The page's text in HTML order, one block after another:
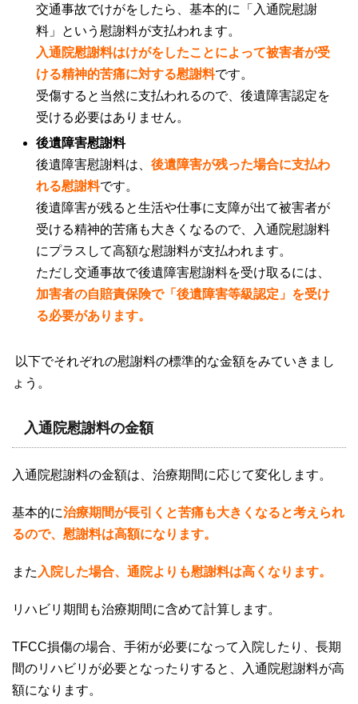
交通事故でけがをしたら、基本的に「入通院慰謝
料」という慰謝料が支払われます。
入通院慰謝料はけがをしたことによって被害者が受
ける精神的苦痛に対する慰謝料です。
受傷すると当然に支払われるので、後遺障害認定を
受ける必要はありません。
後遺障害慰謝料
後遺障害慰謝料は、 後遺障害が残った場合に支払わ
れる慰謝料です。
後遺障害が残ると生活や仕事に支障が出て被害者が
受ける精神的苦痛も大きくなるので、入通院慰謝料
にプラスして高額な慰謝料が支払われます。
ただし交通事故で後遺障害慰謝料を受け取るには、
加害者の自賠責保険で「後遺障害等級認定」を受け
る必要があります。
以下でそれぞれの慰謝料の標準的な金額をみていきまし
ょう。
入通院慰謝料の金額
入通院慰謝料の金額は、治療期間に応じて変化します。
基本的に治療期間が長引くと苦痛も大きくなると考えられ
るので、慰謝料は高額になります。
また 入院した場合、通院よりも慰謝料は高くなります。
リハビリ期間も治療期間に含めて計算します。
TFCC損傷の場合、手術が必要になって入院したり、長期
間のリハビリが必要となったりすると、入通院慰謝料が高
額になります。